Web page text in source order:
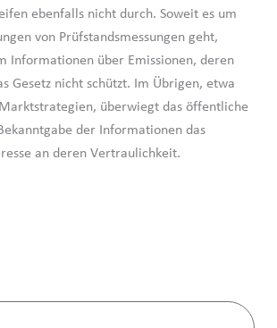
ebenfalls nicht durch. Soweit es um
von Prüfstandsmessungen geht,
Informationen über Emissionen, deren
Gesetz nicht schützt. Im Übrigen, etwa
überwiegt das öffentliche
der Informationen das
an deren Vertraulichkeit.